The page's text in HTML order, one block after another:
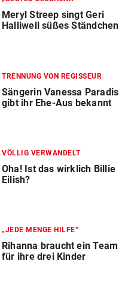
Meryl Streep singt Geri
Halliwell süßes Ständchen
TRENNUNG VON REGISSEUR
Sängerin Vanessa Paradis
gibt ihr Ehe-Aus bekannt
VÖLLIG VERWANDELT
Oha! Ist das wirklich Billie
Eilish?
„JEDE MENGE HILFE“
Rihanna braucht ein Team
für ihre drei Kinder